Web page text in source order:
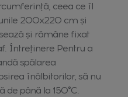
ceea ce îl
200x220 cm și
și rămâne fixat
Întreținere Pentru a
spălarea
înălbitorilor, să nu
până la 150°C.